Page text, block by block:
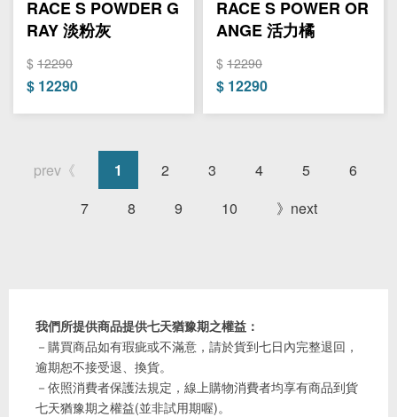
RACE S POWDER G
RAY 淡粉灰
$ 12290
$ 12290
RACE S POWER OR
ANGE 活力橘
$ 12290
$ 12290
prev《 1 2 3 4 5
6
7
8 9 10 》next
我們所提供商品提供七天猶豫期之權益：
－購買商品如有瑕疵或不滿意，請於貨到七日內完整退回，
逾期恕不接受退、換貨。
－依照消費者保護法規定，線上購物消費者均享有商品到貨
七天猶豫期之權益(並非試用期喔)。